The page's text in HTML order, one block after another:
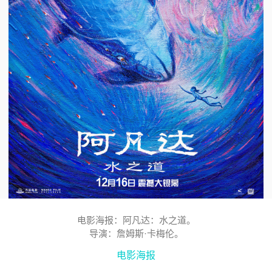
电影海报：阿凡达：水之道。
导演：詹姆斯·卡梅伦。
电影海报